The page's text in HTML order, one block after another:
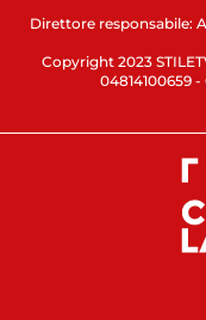
Direttore responsabile:
Copyright 2023
04814100659